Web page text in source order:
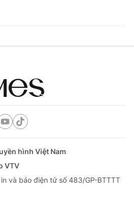
hình Việt Nam
VTV
và báo điện tử số 483/GP-BTTTT